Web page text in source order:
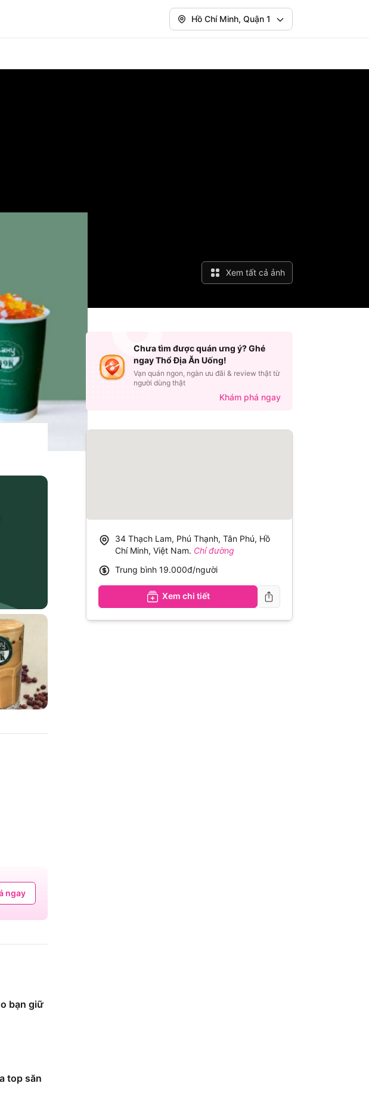
Hồ Chí Minh, Quận 1
Xem tất cả ảnh
ngay
bạn giữ
top săn
34 Thạch Lam, Phú Thạnh, Tân Phú, Hồ
Chí Minh, Việt Nam. Chỉ đường
Trung bình 19.000đ/người
Xem chi tiết
Chưa tìm được quán ưng ý? Ghé
ngay Thổ Địa Ăn Uống!
Vạn quán ngon, ngàn ưu đãi & review thật từ
người dùng thật
Khám phá ngay